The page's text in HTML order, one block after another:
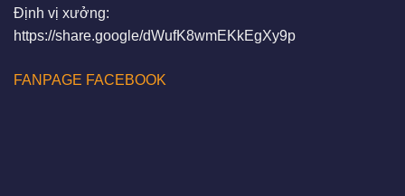
Định vị xưởng:
https://share.google/dWufK8wmEKkEgXy9p
FANPAGE FACEBOOK